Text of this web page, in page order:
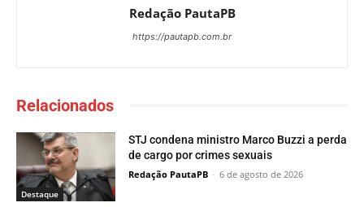
Redação PautaPB
https://pautapb.com.br
Relacionados
Destaque
STJ condena ministro Marco Buzzi a perda
de cargo por crimes sexuais
Redação PautaPB - 6 de agosto de 2026